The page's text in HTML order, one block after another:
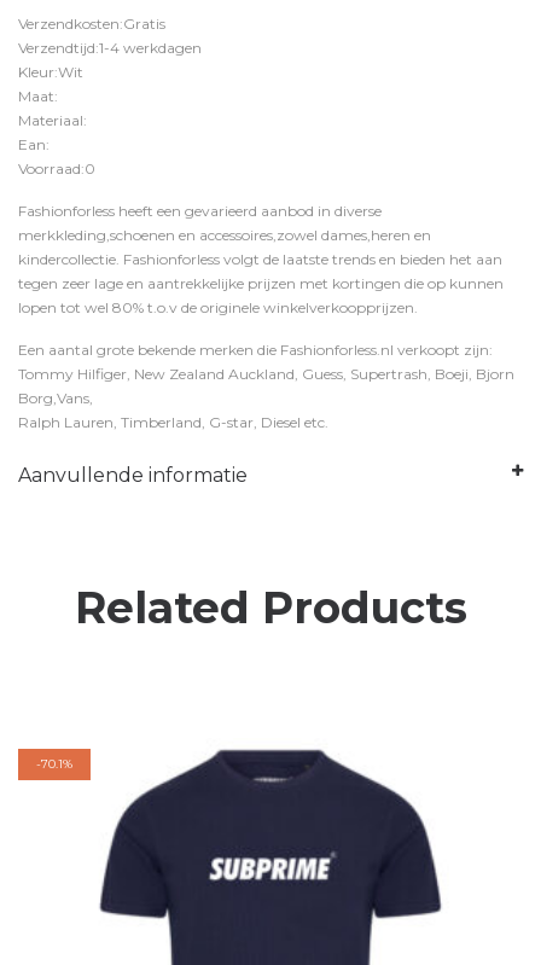
Verzendkosten:Gratis
Verzendtijd:1-4 werkdagen
Kleur:Wit
Maat:
Materiaal:
Ean:
Voorraad:0
Fashionforless heeft een gevarieerd aanbod in diverse
merkkleding,schoenen en accessoires,zowel dames,heren en
kindercollectie. Fashionforless volgt de laatste trends en bieden het aan
tegen zeer lage en aantrekkelijke prijzen met kortingen die op kunnen
lopen tot wel 80% t.o.v de originele winkelverkoopprijzen.
Een aantal grote bekende merken die Fashionforless.nl verkoopt zijn:
Tommy Hilfiger, New Zealand Auckland, Guess, Supertrash, Boeji, Bjorn
Borg,Vans,
Ralph Lauren, Timberland, G-star, Diesel etc.
Aanvullende informatie
Related Products
-70.1%